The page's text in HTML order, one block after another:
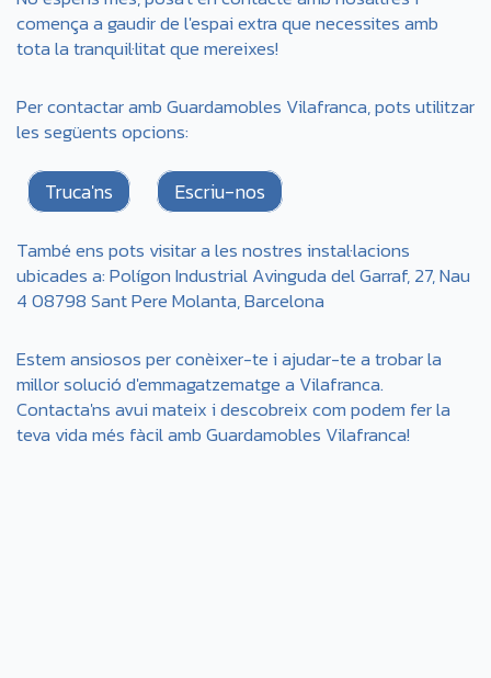
comença a gaudir de l'espai extra que necessites amb
tota la tranquil·litat que mereixes!
Per contactar amb Guardamobles Vilafranca, pots utilitzar
les següents opcions:
Truca'ns Escriu-nos
També ens pots visitar a les nostres instal·lacions
ubicades a: Polígon Industrial Avinguda del Garraf, 27, Nau
4 08798 Sant Pere Molanta, Barcelona
Estem ansiosos per conèixer-te i ajudar-te a trobar la
millor solució d'emmagatzematge a Vilafranca.
Contacta'ns avui mateix i descobreix com podem fer la
teva vida més fàcil amb Guardamobles Vilafranca!